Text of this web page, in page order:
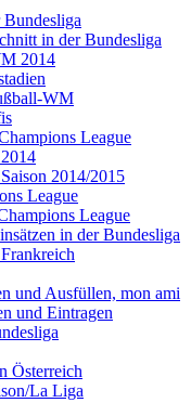
Bundesliga
in der Bundesliga
2014
WM
League
2014/2015
League
League
in der Bundesliga
und Ausfüllen, mon ami
und Eintragen
Österreich
La Liga